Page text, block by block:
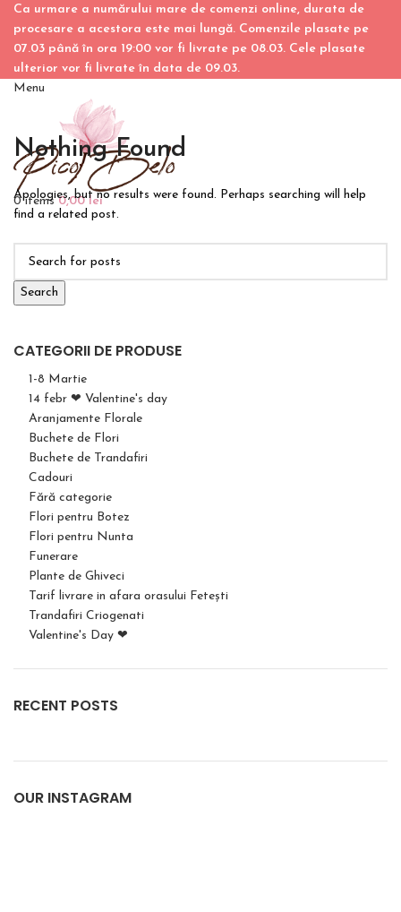
Ca urmare a numărului mare de comenzi online, durata de
procesare a acestora este mai lungă. Comenzile plasate pe
07.03 până în ora 19:00 vor fi livrate pe 08.03. Cele plasate
ulterior vor fi livrate în data de 09.03.
Menu
0items 0,00lei
Nothing Found
Apologies, but no results were found. Perhaps searching will help
find a related post.
Search
CATEGORII DE PRODUSE
1-8 Martie
14 febr ❤ Valentine's day
Aranjamente Florale
Buchete de Flori
Buchete de Trandafiri
Cadouri
Fără categorie
Flori pentru Botez
Flori pentru Nunta
Funerare
Plante de Ghiveci
Tarif livrare in afara orasului Fetești
Trandafiri Criogenati
Valentine's Day ❤
RECENT POSTS
OUR INSTAGRAM